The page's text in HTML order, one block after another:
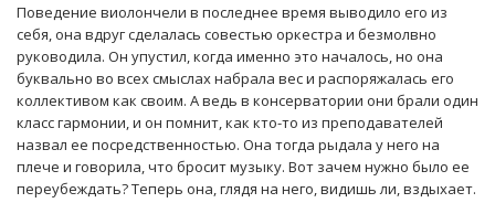
Поведение виолончели в последнее время выводило его из
себя, она вдруг сделалась совестью оркестра и безмолвно
руководила. Он упустил, когда именно это началось, но она
буквально во всех смыслах набрала вес и распоряжалась его
коллективом как своим. А ведь в консерватории они брали один
класс гармонии, и он помнит, как кто-то из преподавателей
назвал ее посредственностью. Она тогда рыдала у него на
плече и говорила, что бросит музыку. Вот зачем нужно было ее
переубеждать? Теперь она, глядя на него, видишь ли, вздыхает.